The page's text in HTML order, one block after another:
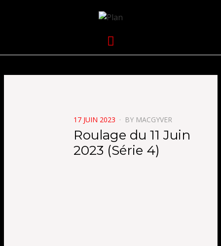
VOLKANIK-
ENDURANCE
POSTED
ON
17 JUIN 2023 BY MACGYVER
Roulage du 11 Juin
2023 (Série 4)